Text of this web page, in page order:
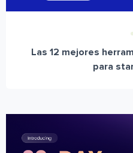
Las 12 mejores
para